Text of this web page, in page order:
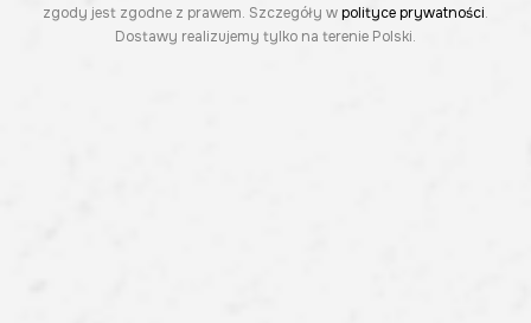
zgody jest zgodne z prawem. Szczegóły wpolityce prywatności.
Dostawy realizujemy tylko na terenie Polski.